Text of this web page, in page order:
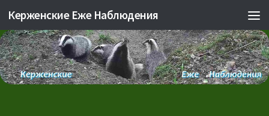
Skip to content
Керженские Еже Наблюдения